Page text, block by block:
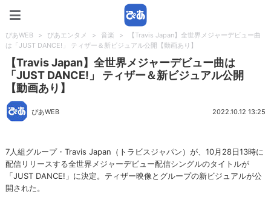
ぴあWEB > ぴあエンタメ > 音楽 >
【Travis Japan】全世界メジャーデビュー曲
は「JUST DANCE!」 ティザー＆新ビジュアル公開【動画あり】
【Travis Japan】全世界メジャーデビュー曲は
「JUST DANCE!」 ティザー＆新ビジュアル公開
【動画あり】
ぴあWEB 2022.10.12 13:25
7人組グループ・Travis Japan（トラビスジャパン）が、10月28日13時に
配信リリースする全世界メジャーデビュー配信シングルのタイトルが
「JUST DANCE!」に決定。ティザー映像とグループの新ビジュアルが公
開された。